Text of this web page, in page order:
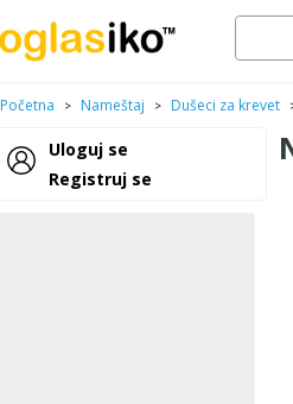
Početna > Nameštaj > Dušeci za krevet
Uloguj se
Registruj se